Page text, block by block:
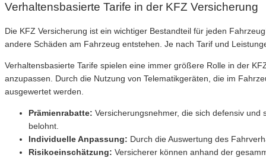
Verhaltensbasierte Tarife in der KFZ Versicherung
Die KFZ Versicherung ist ein wichtiger Bestandteil für jeden
andere Schäden am Fahrzeug entstehen. Je nach Tarif und
Verhaltensbasierte Tarife spielen eine immer größere Rolle in der
anzupassen. Durch die Nutzung von Telematikgeräten, die im
ausgewertet werden.
Prämienrabatte: Versicherungsnehmer, die sich defensiv
belohnt.
Individuelle Anpassung: Durch die Auswertung des
Risikoeinschätzung: Versicherer können anhand der